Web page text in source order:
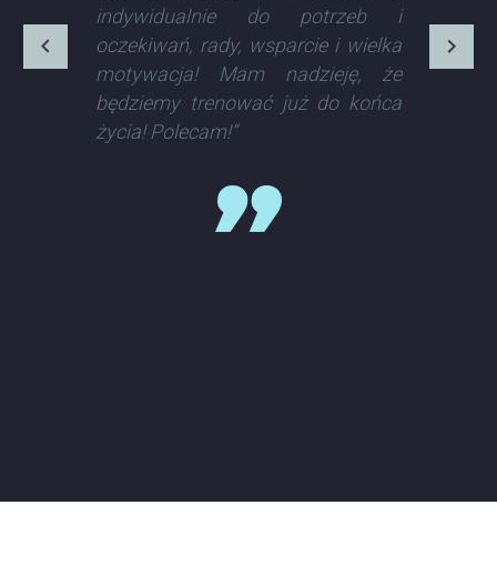
indywidualnie do potrzeb i
oczekiwań, rady, wsparcie i wielka
motywacja! Mam nadzieję, że
będziemy trenować już do końca
życia! Polecam!”